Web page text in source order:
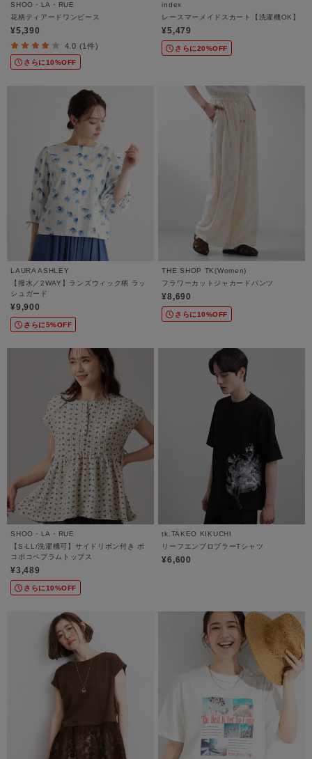
SHOO・LA・RUE
花柄ティアードワンピース
¥5,390
4.0 (1件)
さらに10%OFF
index
レースマーメイドスカート【洗濯機OK】
¥5,479
さらに20%OFF
LAURA ASHLEY
【撥水／2WAY】ランズウィック柄 ラッ
シュガード
¥9,900
さらに5%OFF
THE SHOP TK(Women)
フラワーカットジャカードパンツ
¥8,690
さらに10%OFF
SHOO・LA・RUE
【S-LL/洗濯機可】サイドリボン付き ポ
コポコペプラムトップス
¥3,489
さらに10%OFF
tk.TAKEO KIKUCHI
リーフエンブロブラーTシャツ
¥6,600